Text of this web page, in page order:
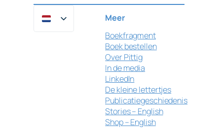
Meer
Boekfragment
Boek bestellen
Over Pittig
In de media
LinkedIn
De kleine lettertjes
Publicatiegeschiedenis
Stories – English
Shop – English